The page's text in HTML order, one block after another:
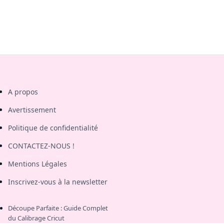
A propos
Avertissement
Politique de confidentialité
CONTACTEZ-NOUS !
Mentions Légales
Inscrivez-vous à la newsletter
Découpe Parfaite : Guide Complet
du Calibrage Cricut